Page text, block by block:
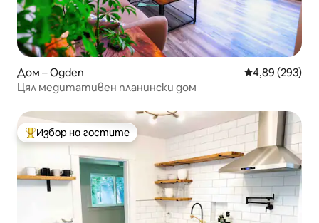
Дом – Ogden Средна
4,89 (293)
Цял медитативен планински дом
Най-популярен избор на гостите
Избор на гостите